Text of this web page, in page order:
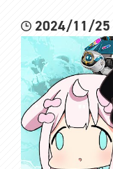
2024/11/25